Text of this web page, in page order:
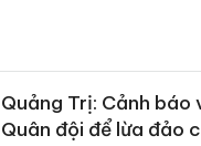
Quảng Trị: Cảnh báo
Quân đội để lừa đảo